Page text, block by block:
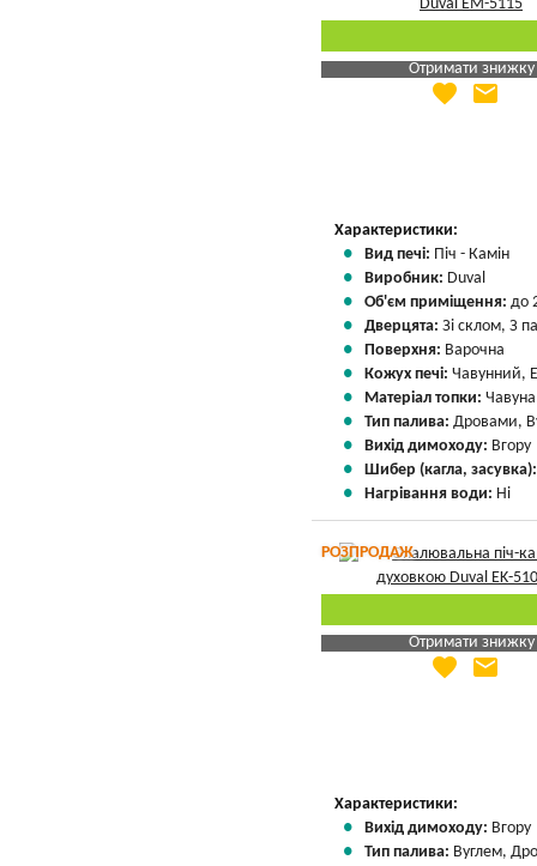
Отримати знижку
Яка Ваша ціна
favorite email
Характеристики:
Вид печі: Піч - Камін
Виробник: Duval
Об'єм приміщення: до
Дверцята: Зі склом, З
Поверхня: Варочна
Кожух печі: Чавунний,
Матеріал топки:
Тип палива: Дровами,
Вихід димоходу: Вгору
Шибер (кагла,
Нагрівання води: Ні
РОЗПРОДАЖ
Отримати знижку
Яка Ваша ціна
favorite email
Характеристики:
Вихід димоходу: Вгору
Тип палива: Вуглем,